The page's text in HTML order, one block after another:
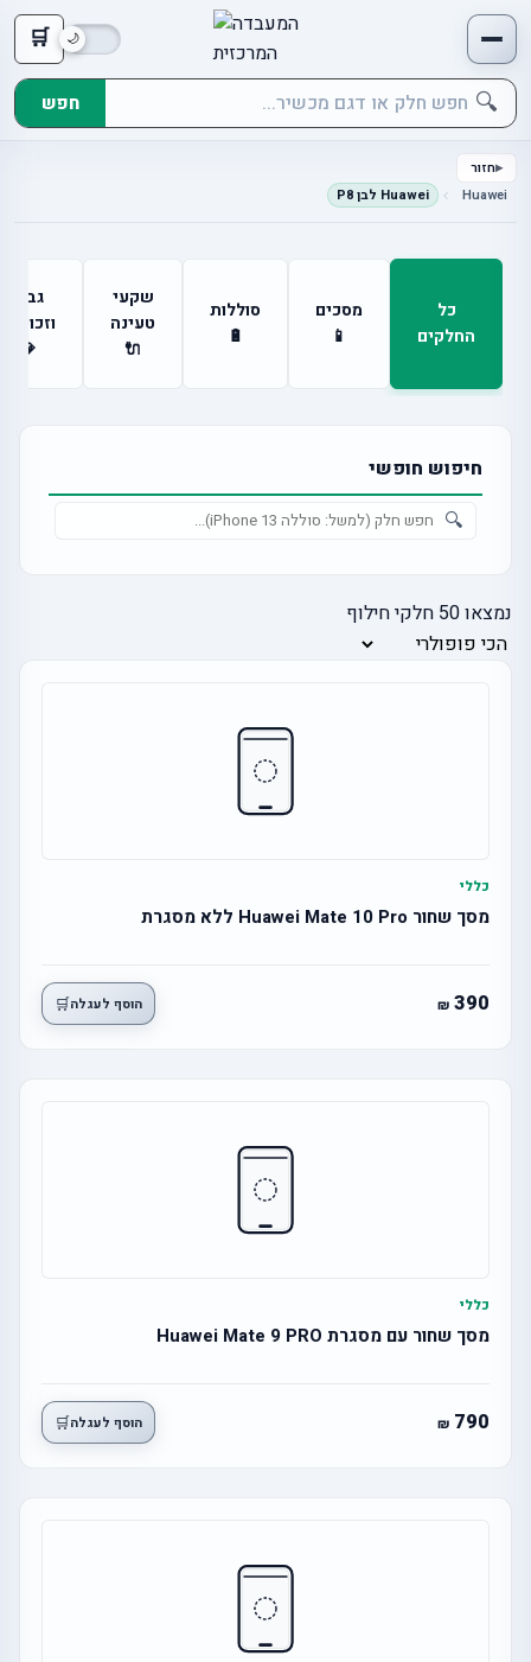
🛒
🔍 חפש
חזור
Huawei
Huawei לבן P8
כל
החלקים
מסכים
📱
סוללות
🔋
שקעי
טעינה
🔌
גבים
💎
חיפוש חופשי
🔍
נמצאו50 חלקי חילוף
כללי
מסך שחור Huawei Mate 10 Pro ללא מסגרת
390 הוסף לעגלה🛒
כללי
מסך שחור עם מסגרת Huawei Mate 9 PRO
790 הוסף לעגלה🛒